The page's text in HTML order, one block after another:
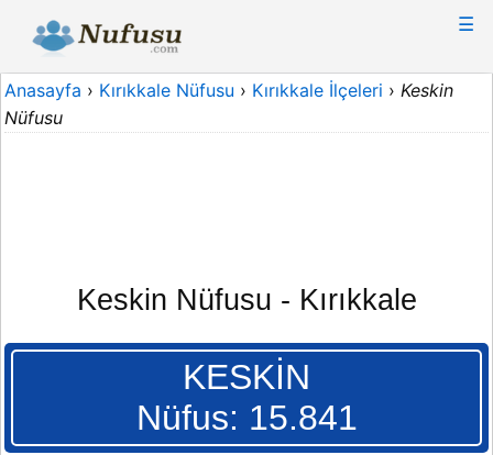
☰
Anasayfa › Kırıkkale Nüfusu › Kırıkkale İlçeleri › Keskin
Nüfusu
Keskin Nüfusu - Kırıkkale
KESKİN
Nüfus: 15.841